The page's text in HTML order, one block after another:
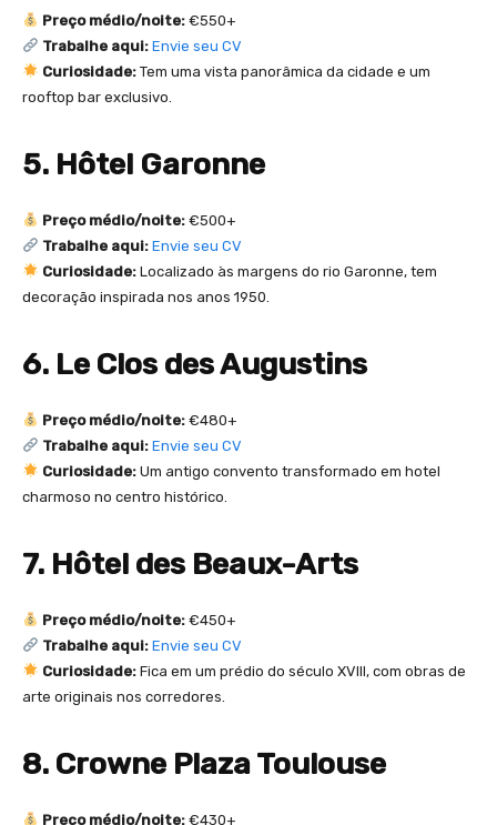
Preço médio/noite:€550+
Trabalhe aqui: Envie seu CV
Curiosidade:Tem uma vista panorâmica da cidade e um
rooftop bar exclusivo.
5. Hôtel Garonne
Preço médio/noite:€500+
Trabalhe aqui: Envie seu CV
Curiosidade:Localizado às margens do rio Garonne, tem
decoração inspirada nos anos 1950.
6. Le Clos des Augustins
Preço médio/noite:€480+
Trabalhe aqui: Envie seu CV
Curiosidade:Um antigo convento transformado em hotel
charmoso no centro histórico.
7. Hôtel des Beaux-Arts
Preço médio/noite:€450+
Trabalhe aqui: Envie seu CV
Curiosidade:Fica em um prédio do século XVIII, com obras de
arte originais nos corredores.
8. Crowne Plaza Toulouse
Preço médio/noite:€430+